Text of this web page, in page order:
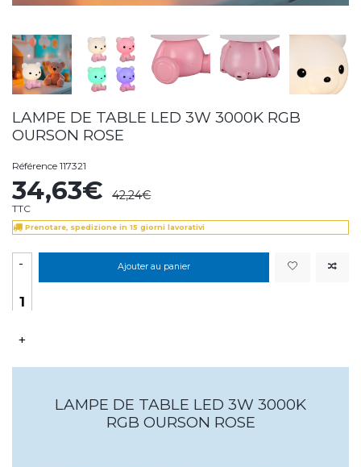
LAMPE DE TABLE LED 3W 3000K RGB
OURSON ROSE
Référence 117321
34,63€ 42,24€
TTC
Prenotare, spedizione in 15 giorni lavorativi
-
+
Ajouter au panier
LAMPE DE TABLE LED 3W 3000K
RGB OURSON ROSE